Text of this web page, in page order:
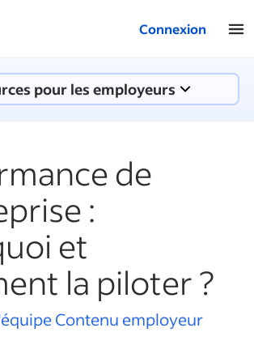
Connexion
pour les employeurs
de
:
et
la piloter ?
Contenu employeur